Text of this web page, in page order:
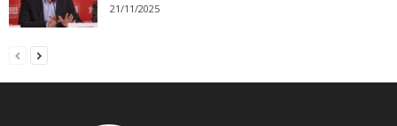
21/11/2025